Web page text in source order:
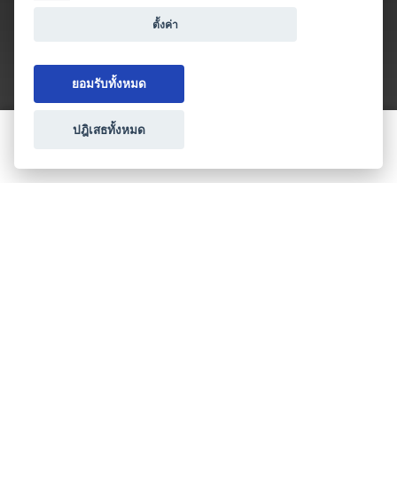
ประเภทธุรกิจไมซ์
ตั้งค่า
ยอมรับทั้งหมด
ปฎิเสธทั้งหมด